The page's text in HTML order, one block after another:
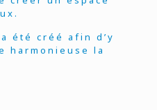
été créé afin d’y
harmonieuse la